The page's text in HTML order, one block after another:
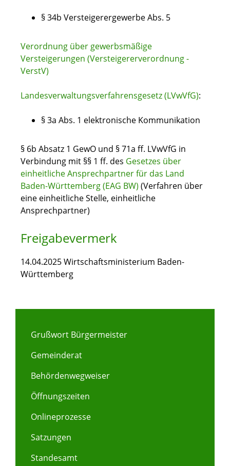
§ 34b Versteigerergewerbe Abs. 5
Verordnung über gewerbsmäßige
Versteigerungen (Versteigererverordnung -
VerstV)
Landesverwaltungsverfahrensgesetz (LVwVfG):
§ 3a Abs. 1 elektronische Kommunikation
§ 6b Absatz 1 GewO und § 71a ff. LVwVfG in
Verbindung mit §§ 1 ff. des Gesetzes über
einheitliche Ansprechpartner für das Land
Baden-Württemberg (EAG BW) (Verfahren über
eine einheitliche Stelle, einheitliche
Ansprechpartner)
Freigabevermerk
14.04.2025 Wirtschaftsministerium Baden-
Württemberg
Grußwort Bürgermeister
Gemeinderat
Behördenwegweiser
Öffnungszeiten
Onlineprozesse
Satzungen
Standesamt